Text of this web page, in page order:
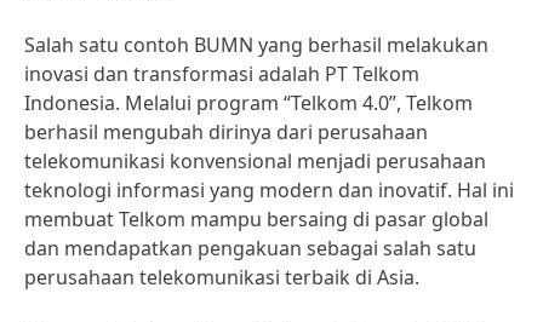
Salah satu contoh BUMN yang berhasil melakukan
inovasi dan transformasi adalah PT Telkom
Indonesia. Melalui program “Telkom 4.0”, Telkom
berhasil mengubah dirinya dari perusahaan
telekomunikasi konvensional menjadi perusahaan
teknologi informasi yang modern dan inovatif. Hal ini
membuat Telkom mampu bersaing di pasar global
dan mendapatkan pengakuan sebagai salah satu
perusahaan telekomunikasi terbaik di Asia.